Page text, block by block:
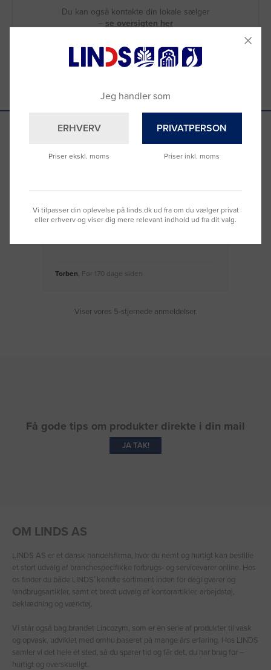
Du kan også kontakte din lokale sælger
– se oversigten her
Se hvad vores kunder siger
Nemt at bestille og hurtig levering
Torben , For 170 dage siden
Viser vores 5-stjernede anmeldelser.
Få gode tips om produkter direkte i din mail
JA TAK!
OM LINDS AS
LINDS AS er et dansk handelsfirma, hvor du nemt og hurtigt kan bestille
et stort udvalg af branchespecifikke forbrugs- og servicevarer online. Hos
os finder du både LINDS′ kendte sortiment inden for dagligvarer og
landbrugsartikler, samt et bredt udvalg af kontorartikler, arbejdstøj,
beklædning og værktøj.
Vi står også bag brandet Lincozym, som er en serie af produkter til vask
og opvask, udviklet med omhu baseret på mange års erfaring. Hos LINDS
samler vi det hele ét sted, så du sparer tid og får det, du har brug for –
hurtigt og overskueligt.
Jeg handler som
ERHVERV
Priser ekskl. moms
PRIVATPERSON
Priser inkl. moms
Vi tilpasser din oplevelse på linds.dk ud fra om du vælger privat
eller erhverv og viser dig mere relevant indhold ud fra dit valg.